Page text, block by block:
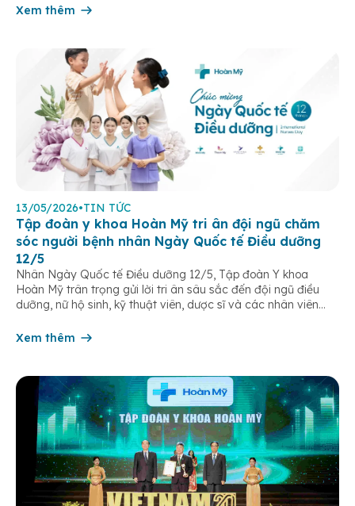
Xem thêm
13/05/2026•TIN TỨC
Tập đoàn y khoa Hoàn Mỹ tri ân đội ngũ chăm
sóc người bệnh nhân Ngày Quốc tế Điều dưỡng
12/5
Nhân Ngày Quốc tế Điều dưỡng 12/5, Tập đoàn Y khoa
Hoàn Mỹ trân trọng gửi lời tri ân sâu sắc đến đội ngũ điều
dưỡng, nữ hộ sinh, kỹ thuật viên, dược sĩ và các nhân viên
âm thầm đồng hành trên […]
Xem thêm